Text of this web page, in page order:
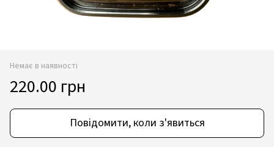
Немає в наявності
220.00 грн
Повідомити, коли з'явиться